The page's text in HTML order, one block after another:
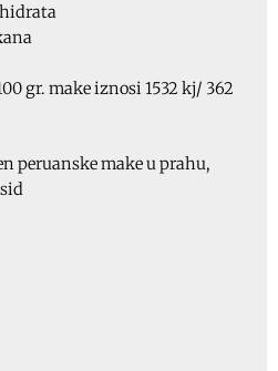
gr. make iznosi 1532 kj/ 362
peruanske make u prahu,